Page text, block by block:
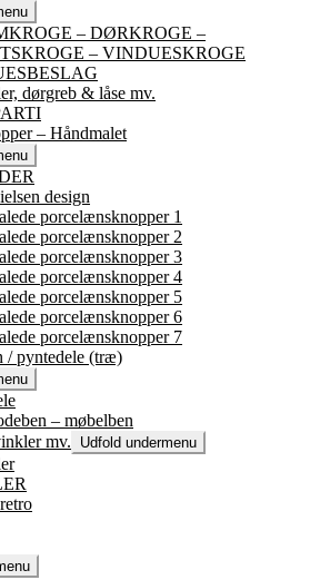
– DØRKROGE –
– VINDUESKROGE
dørgreb & låse mv.
– Håndmalet
design
porcelænsknopper 1
porcelænsknopper 2
porcelænsknopper 3
porcelænsknopper 4
porcelænsknopper 5
porcelænsknopper 6
porcelænsknopper 7
/ pyntedele (træ)
– møbelben
mv.
Udfold undermenu